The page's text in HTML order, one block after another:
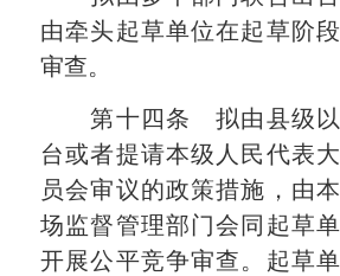
由牵头起草单位在起草阶
审查。
第十四条 拟由县级以
台或者提请本级人民代表
员会审议的政策措施，由
场监督管理部门会同起草
开展公平竞争审查。起草